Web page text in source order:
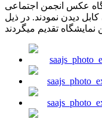
عکس انجمن اجتماعی
دیدن نمودند. در ذیل